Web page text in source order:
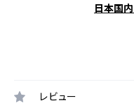
日本国
レビュー